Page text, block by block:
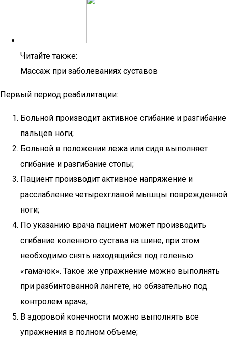
Читайте также:
Массаж при заболеваниях суставов
Первый период реабилитации:
Больной производит активное сгибание и разгибание
пальцев ноги;
Больной в положении лежа или сидя выполняет
сгибание и разгибание стопы;
Пациент производит активное напряжение и
расслабление четырехглавой мышцы поврежденной
ноги;
По указанию врача пациент может производить
сгибание коленного сустава на шине, при этом
необходимо снять находящийся под голенью
«гамачок». Такое же упражнение можно выполнять
при разбинтованной лангете, но обязательно под
контролем врача;
В здоровой конечности можно выполнять все
упражнения в полном объеме;